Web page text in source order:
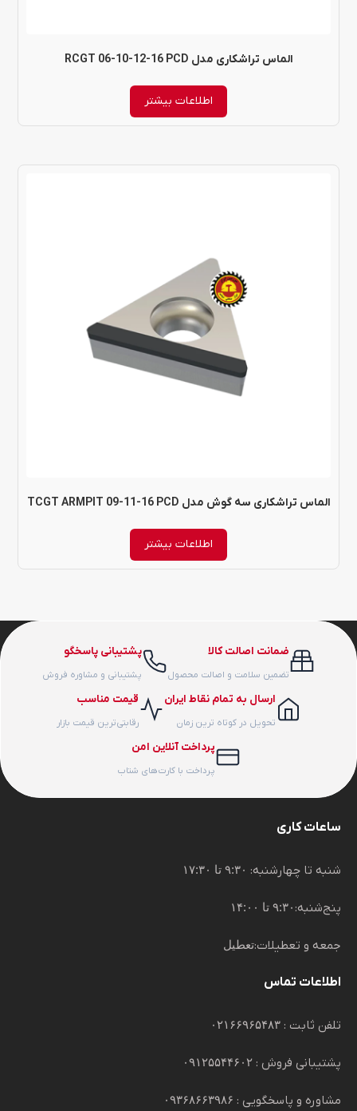
الماس تراشکاری مدل RCGT 06-10-12-16 PCD
اطلاعات بیشتر
الماس تراشکاری سه گوش مدل TCGT ARMPIT 09-11-16 PCD
اطلاعات بیشتر
ضمانت اصالت کالا
تضمین سلامت و اصالت محصول
پشتیبانی پاسخگو
پشتیبانی و مشاوره فروش
ارسال به تمام نقاط ایران
تحویل در کوتاه ترین زمان
قیمت مناسب
رقابتی‌ترین قیمت بازار
پرداخت آنلاین امن
پرداخت با کارت‌های شتاب
ساعات کاری
شنبه تا چهارشنبه: ۹:۳۰ تا ۱۷:۳۰
پنج‌شنبه: ۹:۳۰ تا ۱۴:۰۰
جمعه و تعطیلات:تعطیل
اطلاعات تماس
تلفن ثابت : ۰۲۱۶۶۹۶۵۴۸۳
پشتیبانی فروش : ۰۹۱۲۵۵۴۴۶۰۲
مشاوره و پاسخگویی : ۰۹۳۶۸۶۶۳۹۸۶